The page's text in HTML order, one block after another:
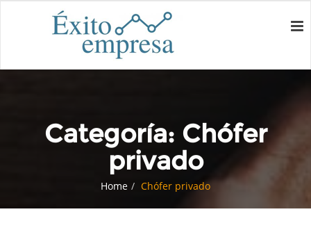
Categoría: Chófer
privado
Home Chófer privado